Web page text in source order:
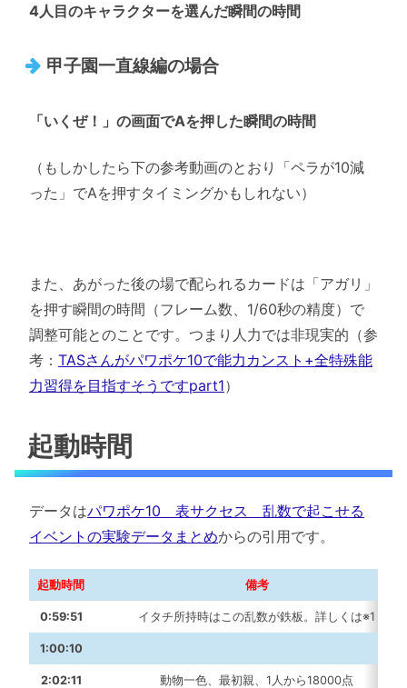
4人目のキャラクターを選んだ瞬間の時間
甲子園一直線編の場合
「いくぜ！」の画面でAを押した瞬間の時間
（もしかしたら下の参考動画のとおり「ペラが10減
った」でAを押すタイミングかもしれない）
また、あがった後の場で配られるカードは「アガリ」
を押す瞬間の時間（フレーム数、1/60秒の精度）で
調整可能とのことです。つまり人力では非現実的（参
考： TASさんがパワポケ10で能力カンスト+全特殊能
力習得を目指すそうですpart1）
起動時間
データはパワポケ10 表サクセス 乱数で起こせる
イベントの実験データまとめからの引用です。
起動時間 備考
0:59:51 イタチ所持時はこの乱数が鉄板。詳しくは※1
1:00:10
2:02:11 動物一色、最初親、1人から18000点